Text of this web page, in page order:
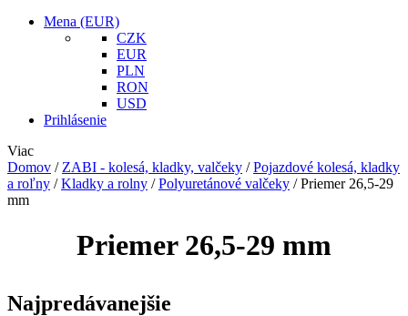
Mena (EUR)
CZK
EUR
PLN
RON
USD
Prihlásenie
Viac
Domov / ZABI - kolesá, kladky, valčeky / Pojazdové kolesá, kladky
a roľny / Kladky a rolny / Polyuretánové valčeky / Priemer 26,5-29
mm
Priemer 26,5-29 mm
Najpredávanejšie